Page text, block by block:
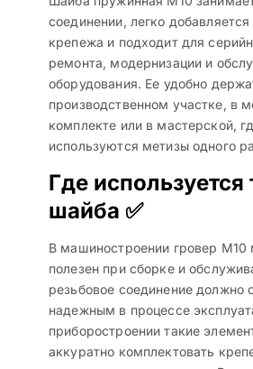
соединении, легко
крепежа и подходит для
ремонта, модернизации и
оборудования. Ее удобно
производственном участке, в
комплекте или в мастерской,
используются метизы одного
Где используется
шайба ✅
В машиностроении гровер M10
полезен при сборке и
резьбовое соединение должно
надежным в процессе
приборостроении такие
аккуратно комплектовать